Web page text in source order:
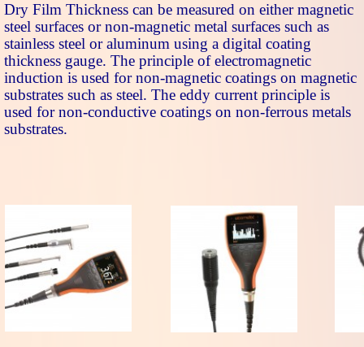
Dry Film Thickness can be measured on either magnetic
steel surfaces or non-magnetic metal surfaces such as
stainless steel or aluminum using a digital coating
thickness gauge. The principle of electromagnetic
induction is used for non-magnetic coatings on magnetic
substrates such as steel. The eddy current principle is
used for non-conductive coatings on non-ferrous metals
substrates.